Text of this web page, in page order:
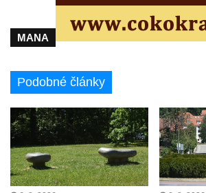
čp. 37 v Račicích
Socha ležícího koně v Sadech
Československé armády v Teplicích
Sochy Ležící žena v Tierpark Chemnitz
Sochy Ptáci v Tierpark Chemnitz
Socha Skupina jeřábů v Tierpark Chemnitz
Socha Panter v ZOO Leipzig
Socha Dívka s mušlí v ZOO Leipzig
MANA
Podobné články